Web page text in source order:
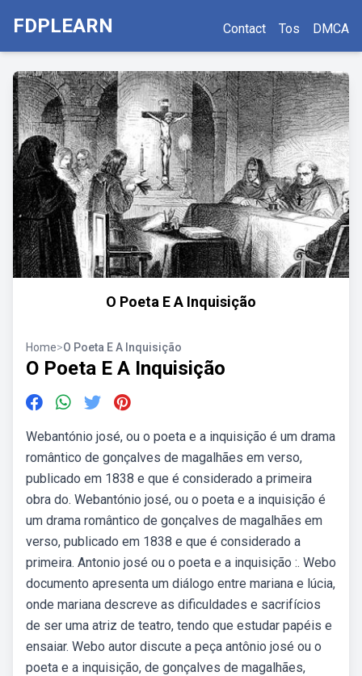
FDPLEARN Contact Tos DMCA
O Poeta E A Inquisição
Home>O Poeta E A Inquisição
O Poeta E A Inquisição
Webantónio josé, ou o poeta e a inquisição é um drama
romântico de gonçalves de magalhães em verso,
publicado em 1838 e que é considerado a primeira
obra do. Webantónio josé, ou o poeta e a inquisição é
um drama romântico de gonçalves de magalhães em
verso, publicado em 1838 e que é considerado a
primeira. Antonio josé ou o poeta e a inquisição :. Webo
documento apresenta um diálogo entre mariana e lúcia,
onde mariana descreve as dificuldades e sacrifícios
de ser uma atriz de teatro, tendo que estudar papéis e
ensaiar. Webo autor discute a peça antônio josé ou o
poeta e a inquisição, de gonçalves de magalhães,